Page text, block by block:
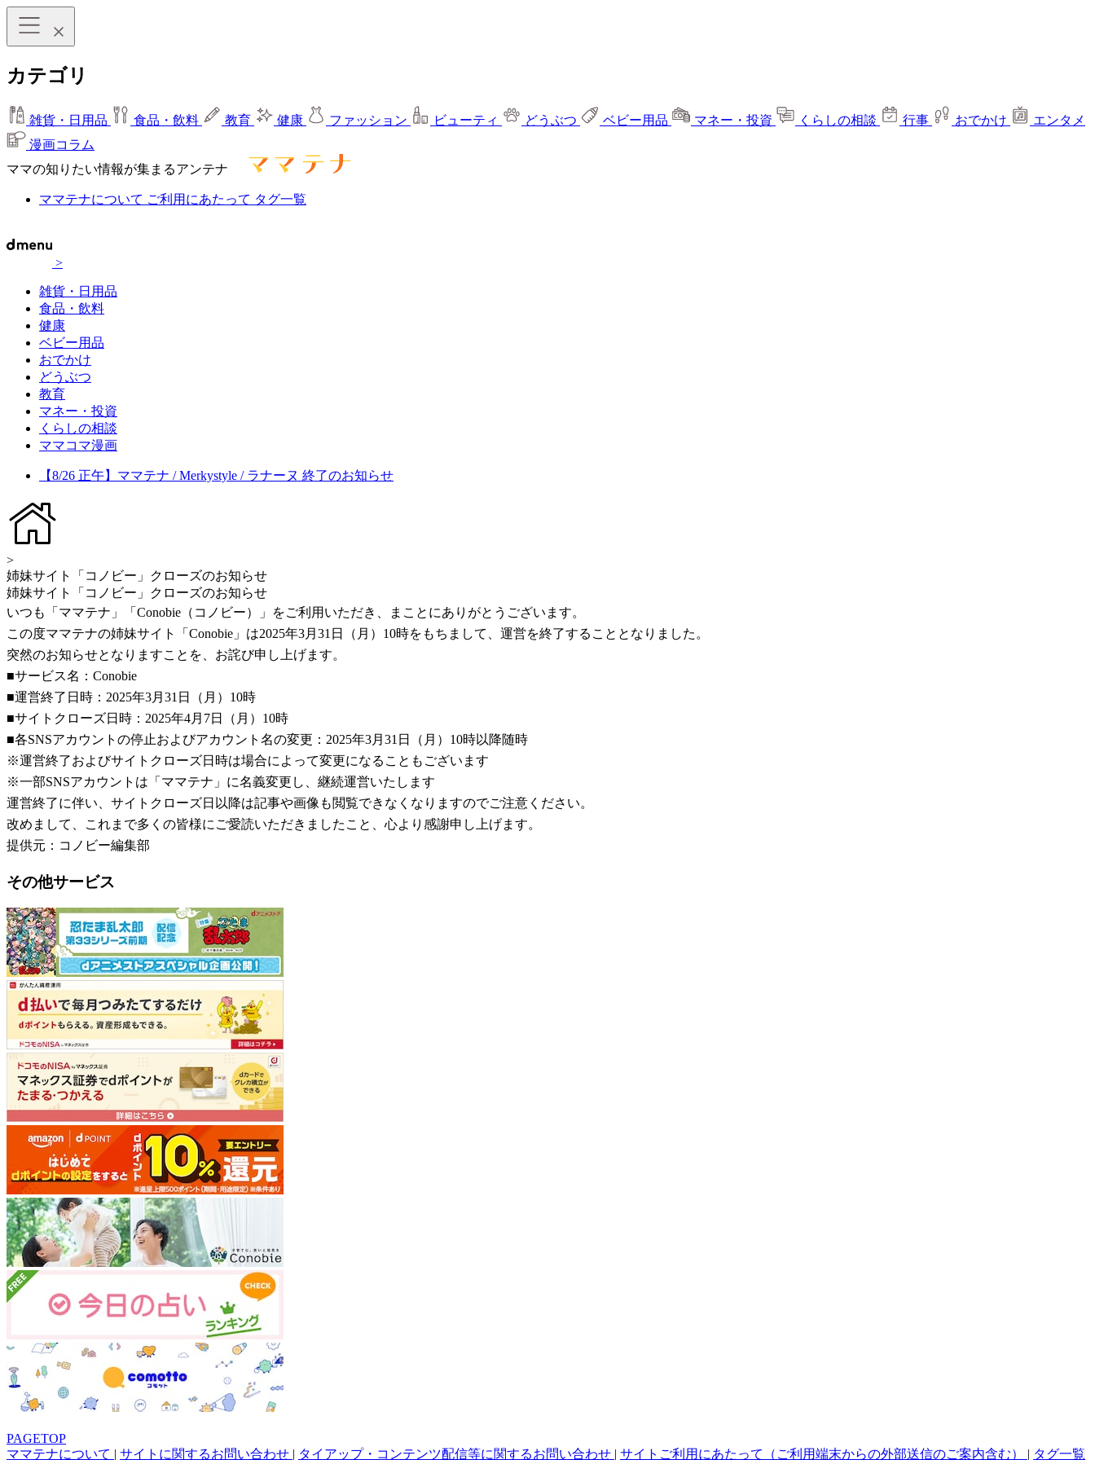
カテゴリ
雑貨・日用品 食品・飲料 教育 健康 ファッション ビューティ どうぶつ ベビー用品 マネー・投資 くらしの相談 行事 おでかけ
エンタメ
漫画コラム
ママの知りたい情報が集まるアンテナ
ママテナについて ご利用にあたって タグ一覧
>
雑貨・日用品
食品・飲料
健康
ベビー用品
おでかけ
どうぶつ
教育
マネー・投資
くらしの相談
ママコマ漫画
【8/26 正午】ママテナ / Merkystyle / ラナーヌ 終了のお知らせ
>
姉妹サイト「コノビー」クローズのお知らせ
姉妹サイト「コノビー」クローズのお知らせ
いつも「ママテナ」「Conobie（コノビー）」をご利用いただき、まことにありがとうございます。
この度ママテナの姉妹サイト「Conobie」は2025年3月31日（月）10時をもちまして、運営を終了することとなりました。
突然のお知らせとなりますことを、お詫び申し上げます。
■サービス名：Conobie
■運営終了日時：2025年3月31日（月）10時
■サイトクローズ日時：2025年4月7日（月）10時
■各SNSアカウントの停止およびアカウント名の変更：2025年3月31日（月）10時以降随時
※運営終了およびサイトクローズ日時は場合によって変更になることもございます
※一部SNSアカウントは「ママテナ」に名義変更し、継続運営いたします
運営終了に伴い、サイトクローズ日以降は記事や画像も閲覧できなくなりますのでご注意ください。
改めまして、これまで多くの皆様にご愛読いただきましたこと、心より感謝申し上げます。
提供元：コノビー編集部
その他サービス
PAGETOP
ママテナについて | サイトに関するお問い合わせ | タイアップ・コンテンツ配信等に関するお問い合わせ | サイトご利用にあたって（ご利用端末からの外部送信のご案内含む） | タグ一覧